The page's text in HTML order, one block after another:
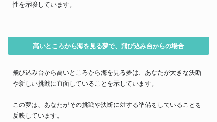
性を示唆しています。
高いところから海を見る夢で、飛び込み台からの場合
飛び込み台から高いところから海を見る夢は、あなたが大きな決断
や新しい挑戦に直面していることを示しています。
この夢は、あなたがその挑戦や決断に対する準備をしていることを
反映しています。